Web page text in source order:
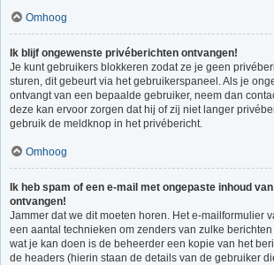
Omhoog
Ik blijf ongewenste privéberichten ontvangen!
Je kunt gebruikers blokkeren zodat ze je geen
sturen, dit gebeurt via het gebruikerspaneel. Als je
ontvangt van een bepaalde gebruiker, neem dan
deze kan ervoor zorgen dat hij of zij niet langer
gebruik de meldknop in het privébericht.
Omhoog
Ik heb spam of een e-mail met ongepaste inhoud
ontvangen!
Jammer dat we dit moeten horen. Het e-mailformulier
een aantal technieken om zenders van zulke
wat je kan doen is de beheerder een kopie van het
de headers (hierin staan de details van de gebruiker